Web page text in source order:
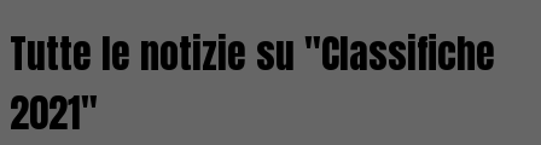
Tutte le notizie su "Classifiche
2021"